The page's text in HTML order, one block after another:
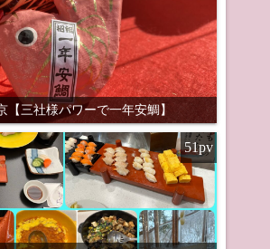
【三社様パワーで一年安鯛】
51pv